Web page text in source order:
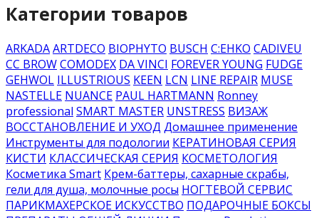
Категории товаров
ARKADAARTDECO BIOPHYTO BUSCH C:EHKO CADIVEU
CC BROWCOMODEX DA VINCI FOREVER YOUNG FUDGE
GEHWOL ILLUSTRIOUS KEEN LCN LINE REPAIR MUSE
NASTELLE NUANCE PAUL HARTMANN Ronney
professional SMART MASTER UNSTRESS ВИЗАЖ
ВОССТАНОВЛЕНИЕ И УХОД Домашнее применение
Инструменты для подологии КЕРАТИНОВАЯ СЕРИЯ
КИСТИ КЛАССИЧЕСКАЯ СЕРИЯ КОСМЕТОЛОГИЯ
Косметика Smart Крем-баттеры, сахарные скрабы,
гели для душа, молочные росы НОГТЕВОЙ СЕРВИС
ПАРИКМАХЕРСКОЕ ИСКУССТВО ПОДАРОЧНЫЕ БОКСЫ